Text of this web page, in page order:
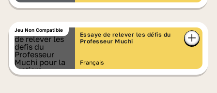
Jeu Non Compatible
Essaye de relever les défis du
Professeur Muchi
Français